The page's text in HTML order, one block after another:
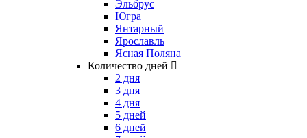
Эльбрус
Югра
Янтарный
Ярославль
Ясная Поляна
Количество дней
2 дня
3 дня
4 дня
5 дней
6 дней